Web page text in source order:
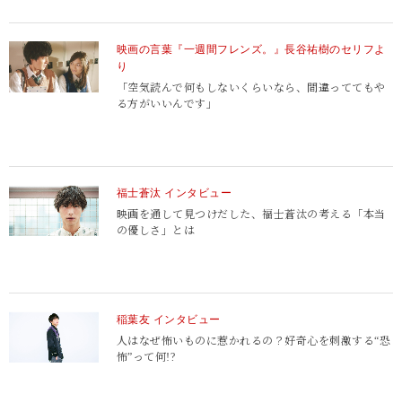
映画の言葉『一週間フレンズ。』長谷祐樹のセリフよ
り
「空気読んで何もしないくらいなら、間違っててもや
る方がいいんです」
福士蒼汰 インタビュー
映画を通して見つけだした、福士蒼汰の考える「本当
の優しさ」とは
稲葉友 インタビュー
人はなぜ怖いものに惹かれるの？ 好奇心を刺激する“恐
怖”って何!?